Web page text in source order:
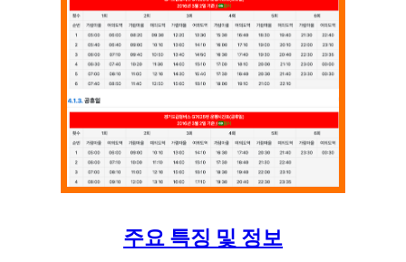
주요 특징 및 정보